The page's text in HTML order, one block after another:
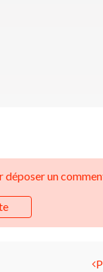
un